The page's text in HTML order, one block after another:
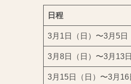
日程
3月1日（日）〜3月5日
3月8日（日）〜3月13日
3月15日（日）〜3月16